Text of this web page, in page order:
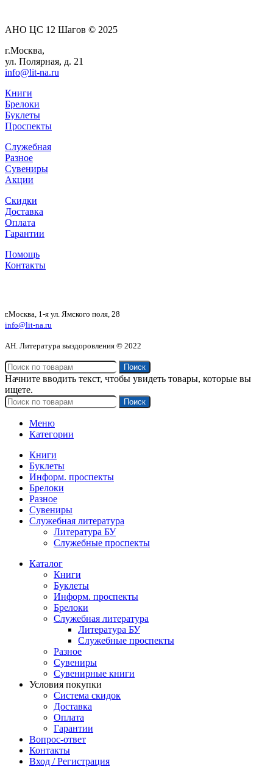
АНО ЦС 12 Шагов © 2025
г.Москва,
ул. Полярная, д. 21
info@lit-na.ru
Книги
Брелоки
Буклеты
Проспекты
Служебная
Разное
Сувениры
Акции
Скидки
Доставка
Оплата
Гарантии
Помощь
Контакты
г.Москва, 1-я ул. Ямского поля, 28
info@lit-na.ru
АН. Литература выздоровления © 2022
Поиск
Начните вводить текст, чтобы увидеть товары, которые вы
ищете.
Поиск
Меню
Категории
Книги
Буклеты
Информ. проспекты
Брелоки
Разное
Сувениры
Служебная литература
Литература БУ
Служебные проспекты
Каталог
Книги
Буклеты
Информ. проспекты
Брелоки
Служебная литература
Литература БУ
Служебные проспекты
Разное
Сувениры
Сувенирные книги
Условия покупки
Система скидок
Доставка
Оплата
Гарантии
Вопрос-ответ
Контакты
Вход / Регистрация